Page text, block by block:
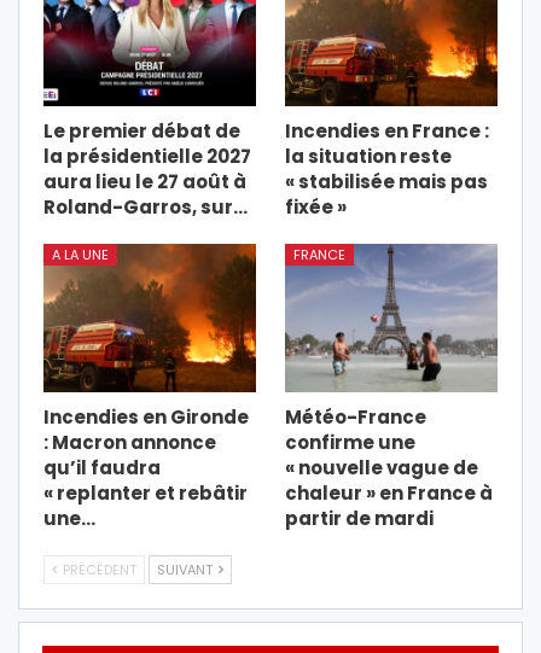
Le premier débat de
la présidentielle 2027
aura lieu le 27 août à
Roland-Garros, sur…
Incendies en France :
la situation reste
« stabilisée mais pas
fixée »
A LA UNE
Incendies en Gironde
: Macron annonce
qu’il faudra
« replanter et rebâtir
une…
FRANCE
Météo-France
confirme une
« nouvelle vague de
chaleur » en France à
partir de mardi
PRÉCÉDENT SUIVANT